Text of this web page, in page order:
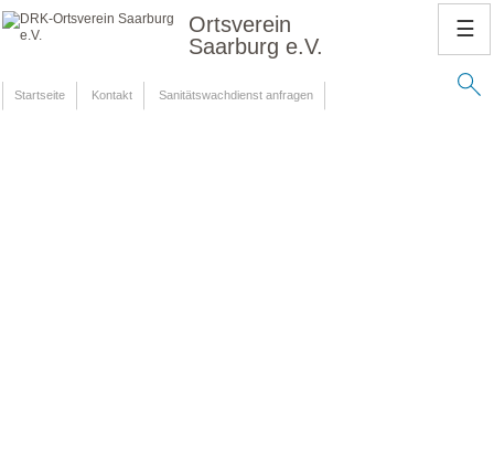
Ortsverein
Saarburg e.V.
Startseite Kontakt Sanitätswachdienst anfragen
☰